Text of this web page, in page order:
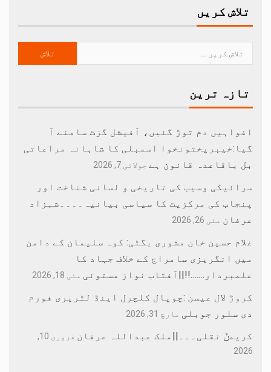
تلاش کریں
تازہ ترین
افواہیں دم توڑ گئیں، آفیشل گزٹ سامنے آ
گیا:خیبرپختونخوا اسمبلی کا شاہانہ مراعاتی
بل باقاعدہ قانون ہے جولائی 7, 2026
سرائیکی وسیب کی تاریخی و لسانی شناخت اور
پنجاب کی مرکزیت کا سیاسی بیانیہ۔۔۔۔شہزاد
عرفان مئی 26, 2026
غلام حسین خان مشوری بگٹی: کوہ سلیمان کے دامن
میں انگریزی سامراج کے خلاف جہاد کا
علمبردار…….!!||آفتاب نواز مستوئی مئی 18, 2026
کروڑ لال عیسن :چوپال کلچرل اینڈ لٹریری فورم
دی سلور جوبلی مارچ 31, 2026
کریمݨ نقلی۔۔۔||ملک عبداللہ عرفان
فروری 10,
2026